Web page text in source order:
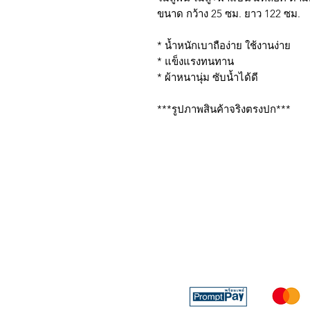
ขนาด กว้าง 25 ซม. ยาว 122 ซม.
* น้ำหนักเบาถือง่าย ใช้งานง่าย
* แข็งแรงทนทาน
* ผ้าหนานุ่ม ซับน้ำได้ดี
***รูปภาพสินค้าจริงตรงปก***